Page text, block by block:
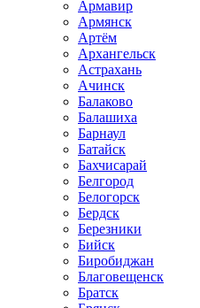
Армавир
Армянск
Артём
Архангельск
Астрахань
Ачинск
Балаково
Балашиха
Барнаул
Батайск
Бахчисарай
Белгород
Белогорск
Бердск
Березники
Бийск
Биробиджан
Благовещенск
Братск